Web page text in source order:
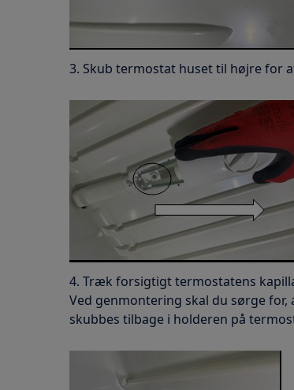
3. Skub termostat huset til højre for
4. Træk forsigtigt termostatens
Ved genmontering skal du sørge
skubbes tilbage i holderen på